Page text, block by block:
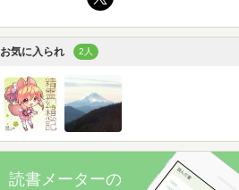
お気に入られ 2人
読書メーターの